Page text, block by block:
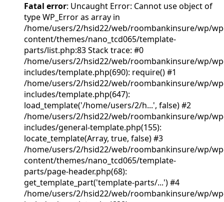
Fatal error: Uncaught Error: Cannot use object of
type WP_Error as array in
/home/users/2/hsid22/web/roombankinsure/wp/
content/themes/nano_tcd065/template-
parts/list.php:83 Stack trace: #0
/home/users/2/hsid22/web/roombankinsure/wp/
includes/template.php(690): require() #1
/home/users/2/hsid22/web/roombankinsure/wp/
includes/template.php(647):
load_template('/home/users/2/h...', false) #2
/home/users/2/hsid22/web/roombankinsure/wp/
includes/general-template.php(155):
locate_template(Array, true, false) #3
/home/users/2/hsid22/web/roombankinsure/wp/
content/themes/nano_tcd065/template-
parts/page-header.php(68):
get_template_part('template-parts/...') #4
/home/users/2/hsid22/web/roombankinsure/wp/